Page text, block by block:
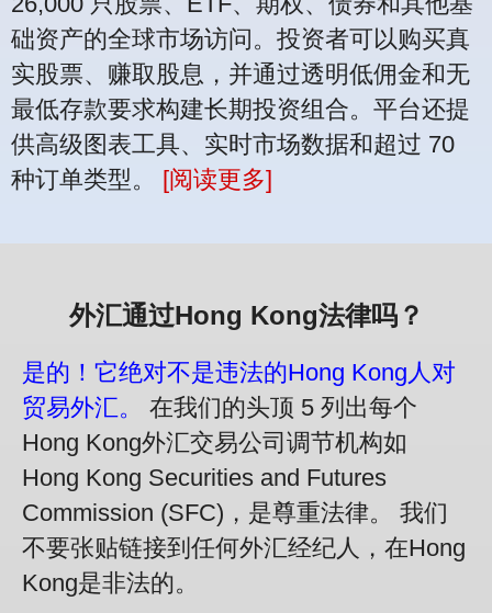
础资产的全球市场访问。投资者可以购买真
实股票、赚取股息，并通过透明低佣金和无
最低存款要求构建长期投资组合。平台还提
供高级图表工具、实时市场数据和超过 70
种订单类型。 [阅读更多]
外汇通过Hong Kong法律吗？
是的！它绝对不是违法的Hong Kong人对
贸易外汇。
在我们的头顶 5 列出每个
Hong Kong外汇交易公司调节机构如
Hong Kong Securities and Futures
Commission (SFC)，是尊重法律。 我们
不要张贴链接到任何外汇经纪人，在Hong
Kong是非法的。